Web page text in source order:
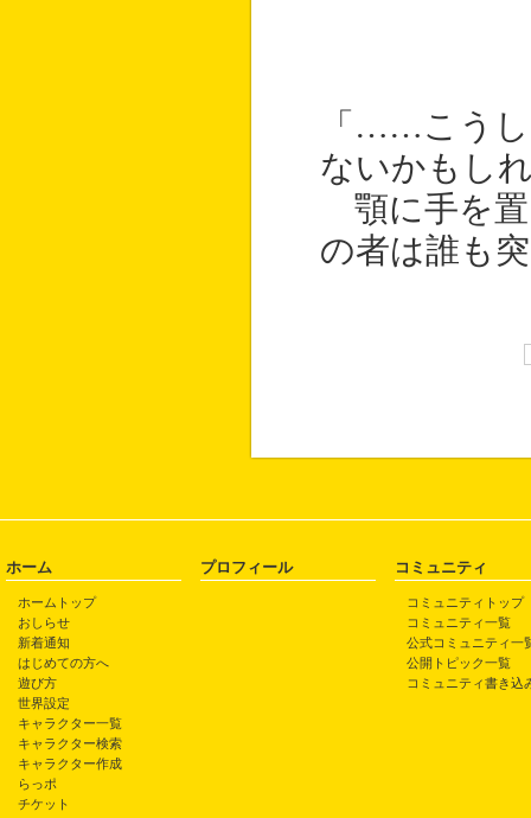
「……こう
ないかもし
顎に手を置
の者は誰も
ホーム
ホームトップ
おしらせ
新着通知
はじめての方へ
遊び方
世界設定
キャラクター一覧
キャラクター検索
キャラクター作成
らっポ
チケット
プロフィール コミュニティ
コミュニティトップ
コミュニティ一覧
公式コミュニティ一
公開トピック一覧
コミュニティ書き込